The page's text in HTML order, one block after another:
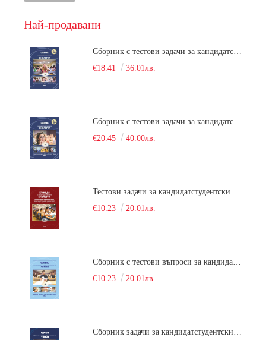
Най-продавани
€18.41
36.01лв.
€20.45
40.00лв.
€10.23
20.01лв.
€10.23
20.01лв.